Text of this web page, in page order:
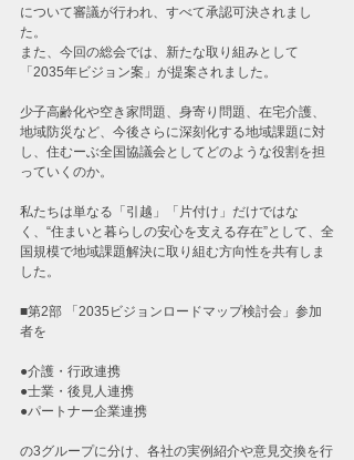
について審議が行われ、すべて承認可決されまし
た。
また、今回の総会では、新たな取り組みとして
「2035年ビジョン案」が提案されました。
少子高齢化や空き家問題、身寄り問題、在宅介護、
地域防災など、今後さらに深刻化する地域課題に対
し、住むーぶ全国協議会としてどのような役割を担
っていくのか。
私たちは単なる「引越」「片付け」だけではな
く、“住まいと暮らしの安心を支える存在”として、全
国規模で地域課題解決に取り組む方向性を共有しま
した。
■第2部 「2035ビジョンロードマップ検討会」参加
者を
●介護・行政連携
●士業・後見人連携
●パートナー企業連携
の3グループに分け、各社の実例紹介や意見交換を行